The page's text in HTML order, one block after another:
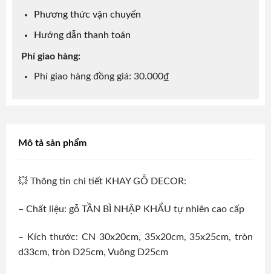
Phương thức vận chuyển
Hướng dẫn thanh toán
Phí giao hàng:
Phí giao hàng đồng giá: 30.000₫
Mô tả sản phẩm
💥 Thông tin chi tiết KHAY GỖ DECOR:
– Chất liệu: gỗ TẦN BÌ NHẬP KHẨU tự nhiên cao cấp
– Kích thước: CN 30x20cm, 35x20cm, 35x25cm, tròn
d33cm, tròn D25cm, Vuông D25cm